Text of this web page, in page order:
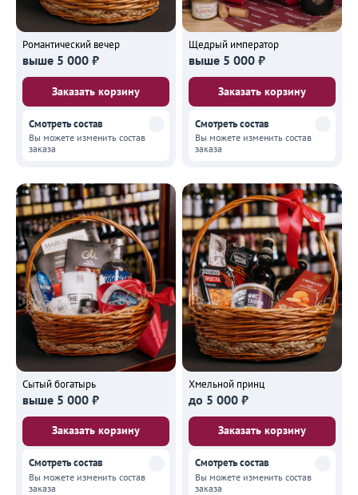
Романтический вечер
выше 5 000 ₽
Заказать корзину
Смотреть состав
Вы можете изменить состав
заказа
Щедрый император
выше 5 000 ₽
Заказать корзину
Смотреть состав
Вы можете изменить состав
заказа
Сытый богатырь
выше 5 000 ₽
Заказать корзину
Смотреть состав
Вы можете изменить состав
заказа
Хмельной принц
до 5 000 ₽
Заказать корзину
Смотреть состав
Вы можете изменить состав
заказа